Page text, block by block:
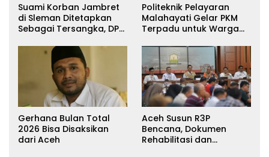
Suami Korban Jambret
di Sleman Ditetapkan
Sebagai Tersangka, DPR
Keadilan
Politeknik Pelayaran
Malahayati Gelar PKM
Terpadu untuk Warga
Pidie Jaya
Gerhana Bulan Total
2026 Bisa Disaksikan
dari Aceh
Aceh Susun R3P
Bencana, Dokumen
Rehabilitasi dan